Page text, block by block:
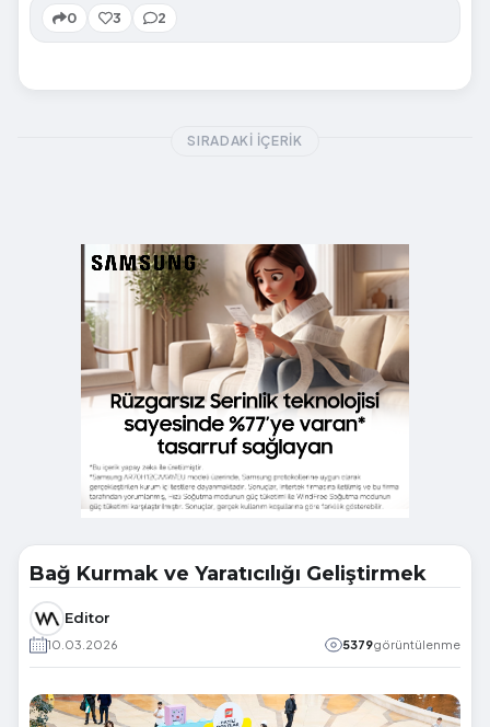
0 3 2
SIRADAKI İÇERIK
Bağ Kurmak ve Yaratıcılığı Geliştirmek
Editor
10.03.2026 5379görüntülenme